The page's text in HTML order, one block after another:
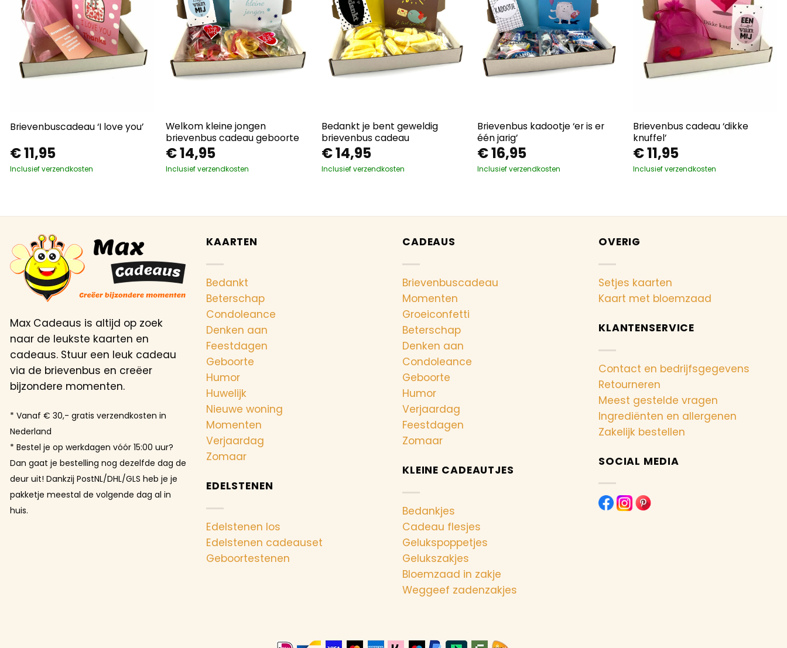
Brievenbuscadeau ‘I love you’
€11,95
Inclusief verzendkosten
Welkom kleine jongen
brievenbus cadeau geboorte
€14,95
Inclusief verzendkosten
Bedankt je bent geweldig
brievenbus cadeau
€14,95
Inclusief verzendkosten
Brievenbus kadootje ‘er is er
één jarig’
€16,95
Inclusief verzendkosten
Brievenbus cadeau ‘dikke
knuffel’
€11,95
Inclusief verzendkosten
Max Cadeaus is altijd op zoek
naar de leukste kaarten en
cadeaus. Stuur een leuk cadeau
via de brievenbus en creëer
bijzondere momenten.
* Vanaf € 30,- gratis verzendkosten in
Nederland
* Bestel je op werkdagen vóór 15:00 uur?
Dan gaat je bestelling nog dezelfde dag de
deur uit! Dankzij PostNL/DHL/GLS heb je je
pakketje meestal de volgende dag al in
huis.
KAARTEN
Bedankt
Beterschap
Condoleance
Denken aan
Feestdagen
Geboorte
Humor
Huwelijk
Nieuwe woning
Momenten
Verjaardag
Zomaar
EDELSTENEN
Edelstenen los
Edelstenen cadeauset
Geboortestenen
CADEAUS
Brievenbuscadeau
Momenten
Groeiconfetti
Beterschap
Denken aan
Condoleance
Geboorte
Humor
Verjaardag
Feestdagen
Zomaar
KLEINE CADEAUTJES
Bedankjes
Cadeau flesjes
Gelukspoppetjes
Gelukszakjes
Bloemzaad in zakje
Weggeef zadenzakjes
OVERIG
Setjes kaarten
Kaart met bloemzaad
KLANTENSERVICE
Contact en bedrijfsgegevens
Retourneren
Meest gestelde vragen
Ingrediënten en allergenen
Zakelijk bestellen
SOCIAL MEDIA